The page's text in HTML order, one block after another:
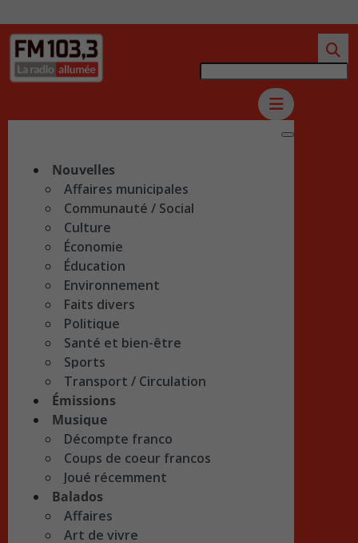
Nouvelles
Affaires municipales
Communauté / Social
Culture
Économie
Éducation
Environnement
Faits divers
Politique
Santé et bien-être
Sports
Transport / Circulation
Émissions
Musique
Décompte franco
Coups de coeur francos
Joué récemment
Balados
Affaires
Art de vivre